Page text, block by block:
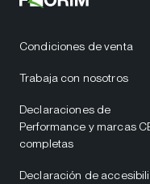
Condiciones de venta
Trabaja con nosotros
Declaraciones de
Performance y marcas
completas
Declaración de